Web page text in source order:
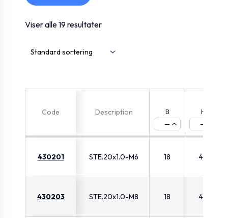
Viser alle 19 resultater
Code Description
B
—
h
—
430201 STE.20x1.0-M6 18 42
430203 STE.20x1.0-M8 18 43